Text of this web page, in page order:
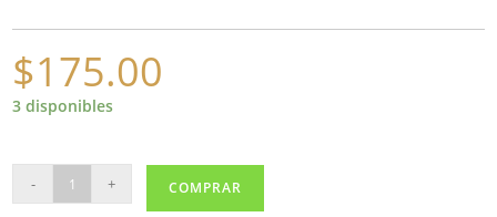
$175.00
3 disponibles
DE
- + COMPRAR